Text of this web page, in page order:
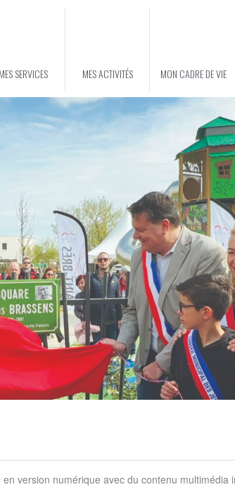
MES SERVICES MES ACTIVITÉS MON CADRE DE VIE
version numérique avec du contenu multimédia